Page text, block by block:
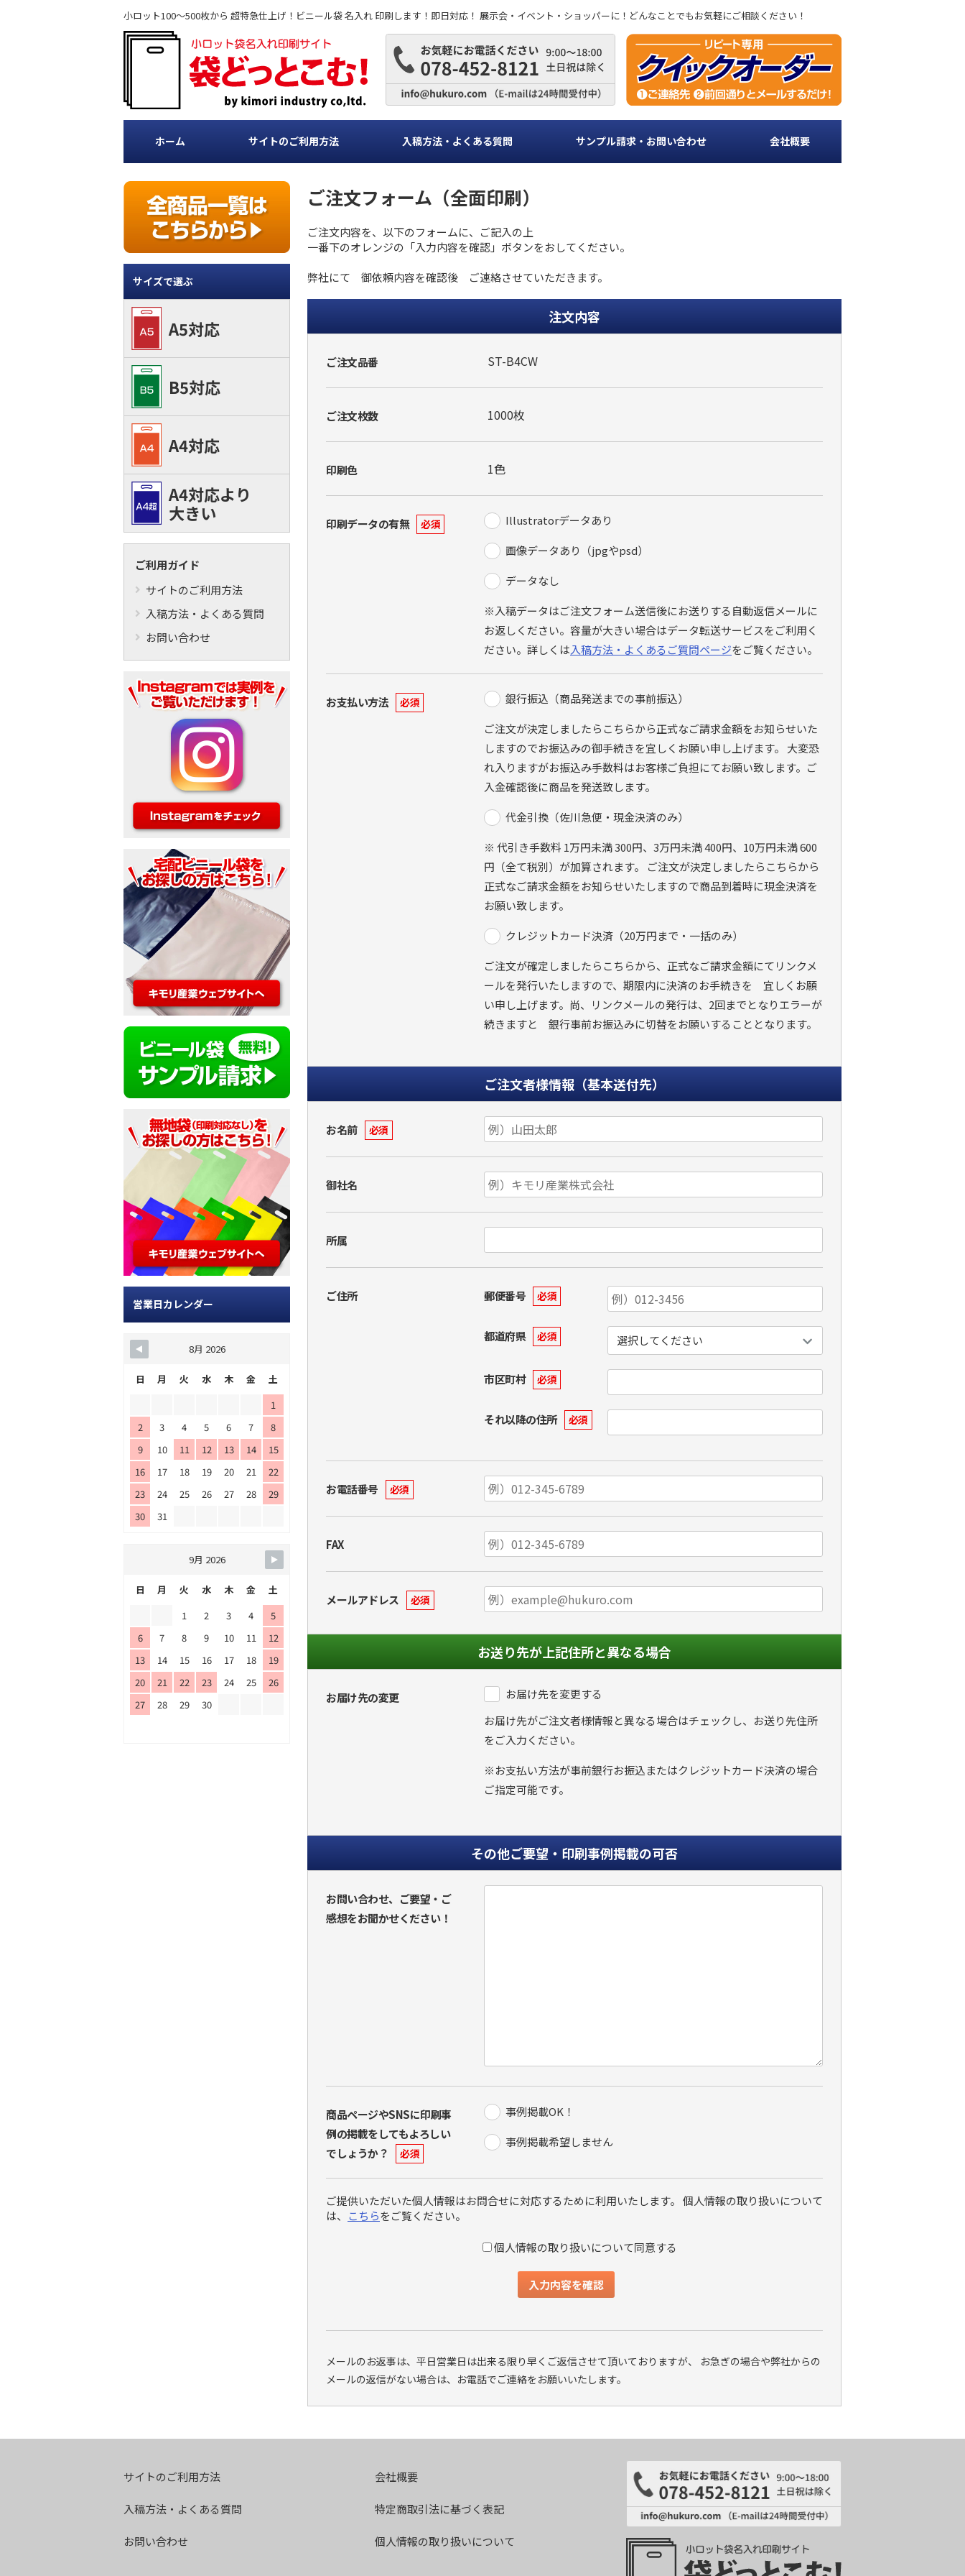
小ロット100～500枚から 超特急仕上げ！ビニール袋 名入れ 印刷します！即日対応！ 展示会・イベント・ショッパーに！どんなことでもお気軽にご相談ください！
ホーム サイトのご利用方法 入稿方法・よくある質問 サンプル請求・お問い合わせ 会社概要
ご注文フォーム（全面印刷）
ご注文内容を、以下のフォームに、ご記入の上
一番下のオレンジの「入力内容を確認」ボタンをおしてください。
弊社にて 御依頼内容を確認後 ご連絡させていただきます。
注文内容
ご注文品番
ご注文枚数
印刷色
印刷データの有無 必須
Illustratorデータあり
画像データあり（jpgやpsd）
データなし
※入稿データはご注文フォーム送信後にお送りする自動返信メールに
お返しください。容量が大きい場合はデータ転送サービスをご利用く
ださい。詳しくは入稿方法・よくあるご質問ページをご覧ください。
お支払い方法 必須
銀行振込（商品発送までの事前振込）
ご注文が決定しましたらこちらから正式なご請求金額をお知らせいた
しますのでお振込みの御手続きを宜しくお願い申し上げます。 大変恐
れ入りますがお振込み手数料はお客様ご負担にてお願い致します。ご
入金確認後に商品を発送致します。
代金引換（佐川急便・現金決済のみ）
※ 代引き手数料 1万円未満 300円、3万円未満 400円、10万円未満 600
円（全て税別）が加算されます。 ご注文が決定しましたらこちらから
正式なご請求金額をお知らせいたしますので商品到着時に現金決済を
お願い致します。
クレジットカード決済（20万円まで・一括のみ）
ご注文が確定しましたらこちらから、正式なご請求金額にてリンクメ
ールを発行いたしますので、期限内に決済のお手続きを 宜しくお願
い申し上げます。尚、リンクメールの発行は、2回までとなりエラーが
続きますと 銀行事前お振込みに切替をお願いすることとなります。
ご注文者様情報（基本送付先）
お名前 必須
御社名
所属
ご住所 郵便番号 必須
都道府県 必須
市区町村 必須
それ以降の住所 必須
お電話番号 必須
FAX
メールアドレス 必須
お送り先が上記住所と異なる場合
お届け先の変更
お届け先を変更する
お届け先がご注文者様情報と異なる場合はチェックし、お送り先住所
をご入力ください。
※お支払い方法が事前銀行お振込またはクレジットカード決済の場合
ご指定可能です。
その他ご要望・印刷事例掲載の可否
お問い合わせ、ご要望・ご
感想をお聞かせください！
商品ページやSNSに印刷事
例の掲載をしてもよろしい
でしょうか？
必須
事例掲載OK！
事例掲載希望しません
ご提供いただいた個人情報はお問合せに対応するために利用いたします。 個人情報の取り扱いについて
は、 こちらをご覧ください。
個人情報の取り扱いについて同意する
メールのお返事は、平日営業日は出来る限り早くご返信させて頂いておりますが、 お急ぎの場合や弊社からの
メールの返信がない場合は、お電話でご連絡をお願いいたします。
サイズで選ぶ
A5対応
B5対応
A4対応
A4対応より
大きい
ご利用ガイド
サイトのご利用方法
入稿方法・よくある質問
お問い合わせ
営業日カレンダー
8月 2026
日 月 火 水 木 金
土
1
2
3 4 5 6 7
8
9
10 11 12 13 14
15
16
17 18 19 20 21
22
23
24 25 26 27 28
29
30
31
9月 2026
日 月 火 水 木 金
土
1
2 3 4
5
6
7 8 9 10 11
12
13
14 15 16 17 18
19
20
21 22 23 24 25
26
27
28 29 30
サイトのご利用方法
入稿方法・よくある質問
お問い合わせ
会社概要
特定商取引法に基づく表記
個人情報の取り扱いについて